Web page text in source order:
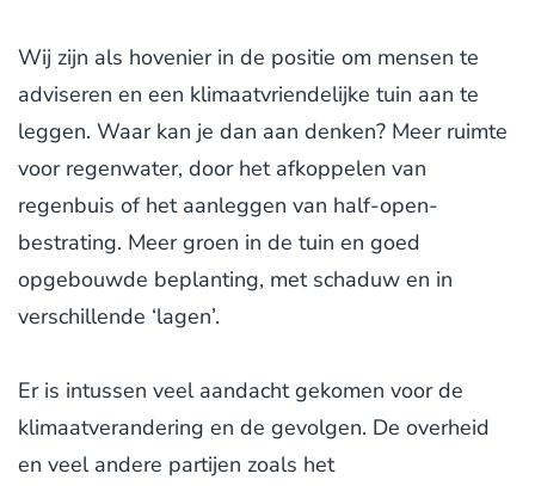
Wij zijn als hovenier in de positie om mensen te
adviseren en een klimaatvriendelijke tuin aan te
leggen. Waar kan je dan aan denken? Meer ruimte
voor regenwater, door het afkoppelen van
regenbuis of het aanleggen van half-open-
bestrating. Meer groen in de tuin en goed
opgebouwde beplanting, met schaduw en in
verschillende ‘lagen’.
Er is intussen veel aandacht gekomen voor de
klimaatverandering en de gevolgen. De overheid
en veel andere partijen zoals het